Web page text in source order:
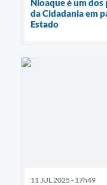
Nioaque é um
da Cidadania em
Estado
11 JUL 2025 - 17h49